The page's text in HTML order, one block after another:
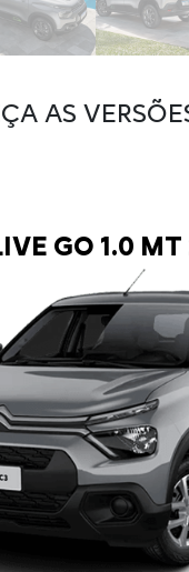
AS
GO 1.0